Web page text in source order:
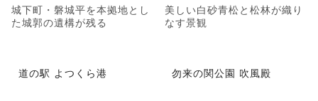
城下町・磐城平を本拠地とし
た城郭の遺構が残る
美しい白砂青松と松林が織り
なす景観
道の駅 よつくら港 勿来の関公園 吹風殿